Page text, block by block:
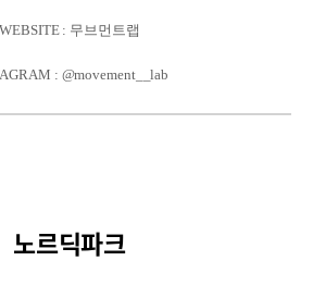
WEBSITE : 무브먼트랩
: @movement__lab
노르딕파크